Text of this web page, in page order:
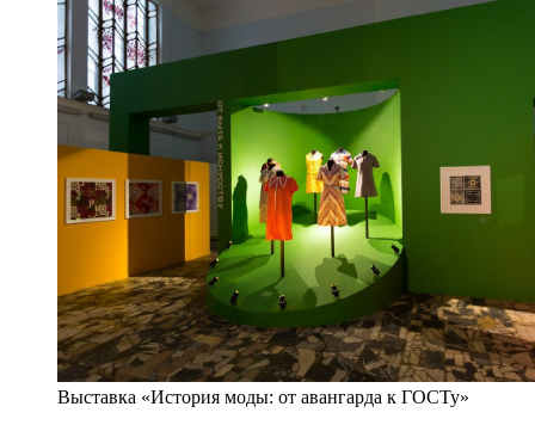
Выставка «История моды: от авангарда к ГОСТу»